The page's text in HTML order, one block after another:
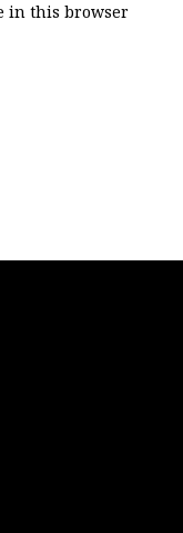
in this browser